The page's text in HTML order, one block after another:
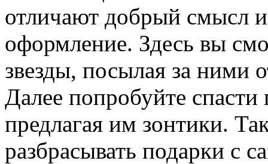
отличают добрый смысл
оформление. Здесь вы
звезды, посылая за ними
Далее попробуйте
предлагая им зонтики.
разбрасывать подарки с